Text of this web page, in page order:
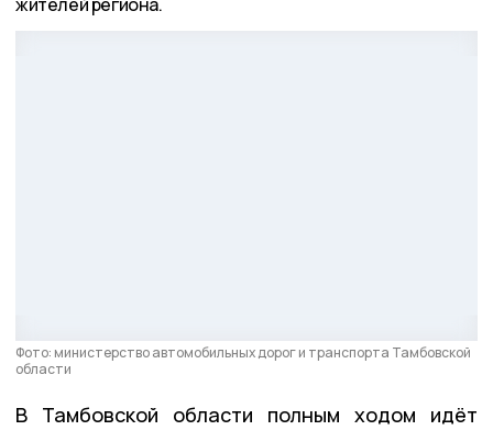
Фото: министерство автомобильных дорог и транспорта Тамбовской
области
В Тамбовской области полным ходом идёт